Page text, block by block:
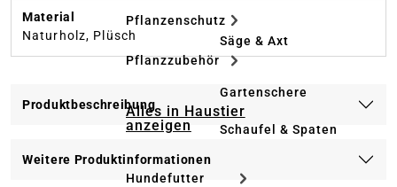
Pflanzenschutz
Pflanzzubehör
Alles in Haustier
anzeigen
Hundefutter
Säge & Axt
Gartenschere
Schaufel & Spaten
Material
Naturholz, Plüsch
Produktbeschreibung
Weitere Produktinformationen